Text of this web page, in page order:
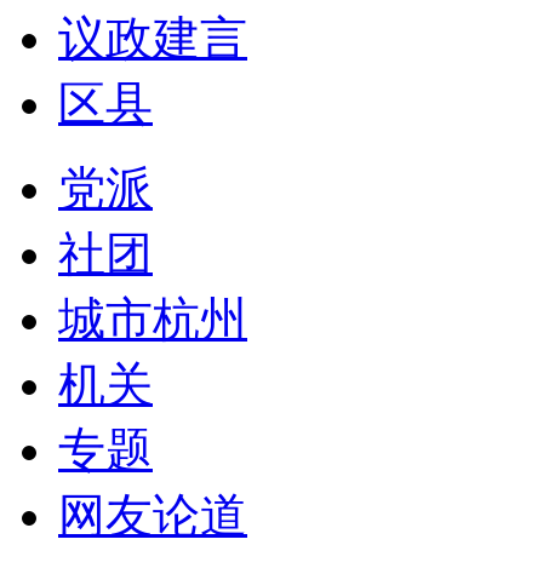
议政建言
区县
党派
社团
城市杭州
机关
专题
网友论道